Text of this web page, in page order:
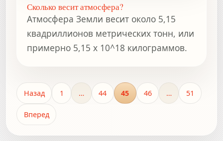
Сколько весит атмосфера?
Атмосфера Земли весит около 5,15
квадриллионов метрических тонн, или
примерно 5,15 x 10^18 килограммов.
Назад 1 … 44 45 46 … 51
Вперед